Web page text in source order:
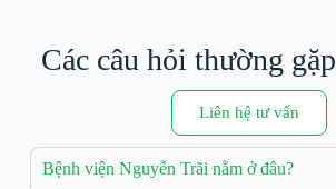
Các câu hỏi thường gặp
Liên hệ tư vấn
Bệnh viện Nguyễn Trãi nằm ở đâu?